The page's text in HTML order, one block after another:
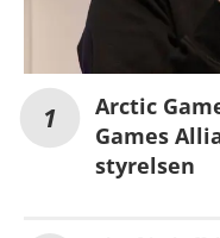
Arctic
Games
styrelsen